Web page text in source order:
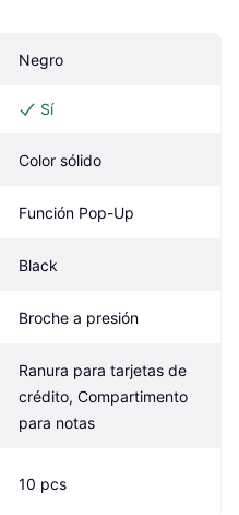
Negro
Sí
Color sólido
Función Pop-Up
Black
Broche a presión
Ranura para tarjetas de
crédito, Compartimento
para notas
10 pcs